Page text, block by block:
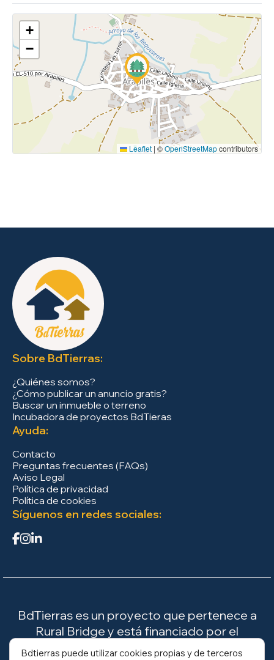
+
−
Leaflet | ©OpenStreetMapcontributors
Sobre BdTierras:
¿Quiénes somos?
¿Cómo publicar un anuncio gratis?
Buscar un inmueble o terreno
Incubadora de proyectos BdTieras
Ayuda:
Contacto
Preguntas frecuentes (FAQs)
Aviso Legal
Política de privacidad
Política de cookies
Síguenos en redes sociales:
BdTierras es un proyecto que pertenece a
Rural Bridge y está financiado por el
Ministerio para la Transición Ecológica y el
Bdtierras puede utilizar cookies propias y de terceros